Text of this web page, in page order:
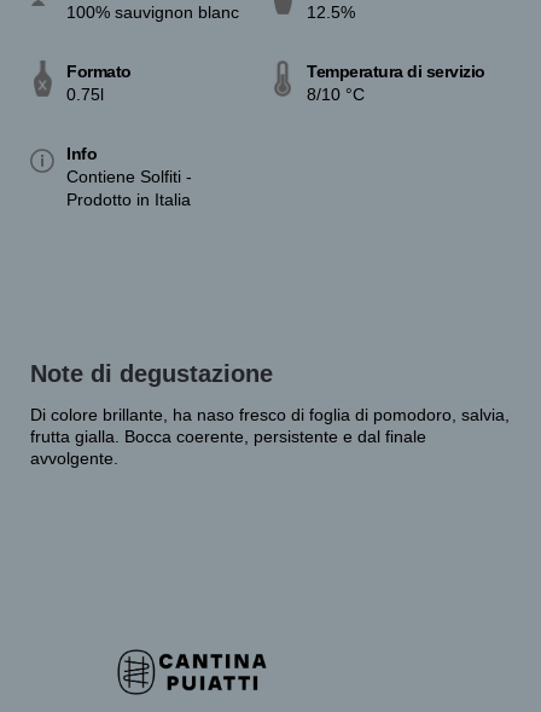
100% sauvignon blanc
12.5%
Formato
0.75l
Temperatura di servizio
8/10 °C
Info
Contiene Solfiti -
Prodotto in Italia
Note di degustazione
Di colore brillante, ha naso fresco di foglia di pomodoro, salvia,
frutta gialla. Bocca coerente, persistente e dal finale
avvolgente.